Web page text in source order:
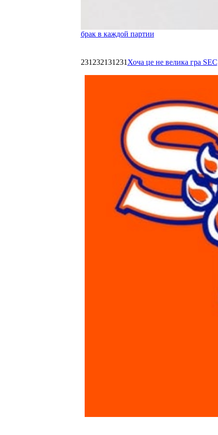
брак в каждой партии
231232131231 Хоча це не велика гра